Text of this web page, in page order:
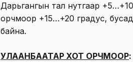
Дарьгангын тал нутгаар
орчмоор +15…+20 градус,
байна.
УЛААНБААТАР ХОТ ОРЧМООР: